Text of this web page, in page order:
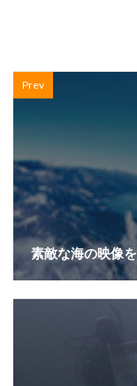
Prev
素敵な海の映像を